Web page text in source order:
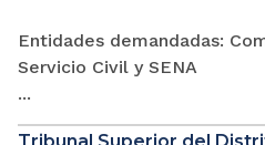
Entidades demandadas:
Servicio Civil y SENA
...